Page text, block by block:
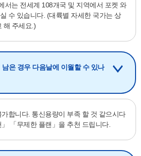
서는 전세계 108개국 및 지역에서 포켓 와
수 있습니다. (대륙별 자세한 국가는 상
해 주세요.)
은 경우 다음날에 이월할 수 있나
합니다. 통신용량이 부족 할 것 같으시다
「무제한 플랜」을 추천 드립니다.